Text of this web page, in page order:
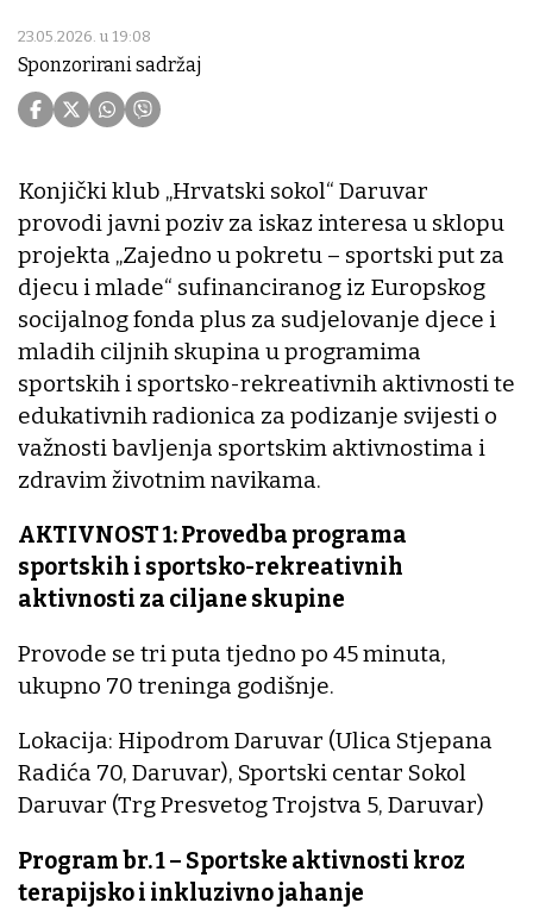
23.05.2026. u 19:08
Sponzorirani sadržaj
Konjički klub „Hrvatski sokol“ Daruvar
provodi javni poziv za iskaz interesa u sklopu
projekta „Zajedno u pokretu – sportski put za
djecu i mlade“ sufinanciranog iz Europskog
socijalnog fonda plus za sudjelovanje djece i
mladih ciljnih skupina u programima
sportskih i sportsko-rekreativnih aktivnosti te
edukativnih radionica za podizanje svijesti o
važnosti bavljenja sportskim aktivnostima i
zdravim životnim navikama.
AKTIVNOST 1: Provedba programa
sportskih i sportsko-rekreativnih
aktivnosti za ciljane skupine
Provode se tri puta tjedno po 45 minuta,
ukupno 70 treninga godišnje.
Lokacija: Hipodrom Daruvar (Ulica Stjepana
Radića 70, Daruvar), Sportski centar Sokol
Daruvar (Trg Presvetog Trojstva 5, Daruvar)
Program br. 1 – Sportske aktivnosti kroz
terapijsko i inkluzivno jahanje